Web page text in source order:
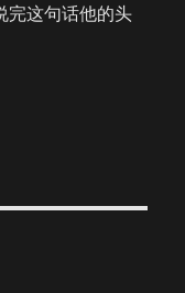
完这句话他的头